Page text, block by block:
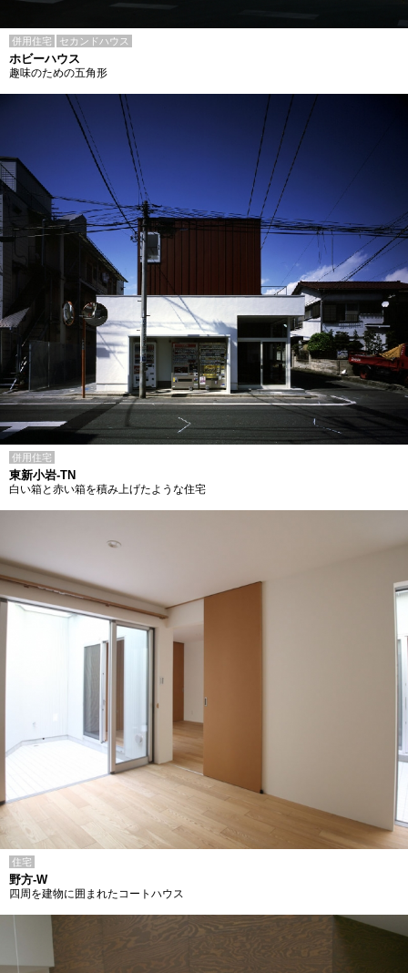
併用住宅 セカンドハウス
ホビーハウス
趣味のための五角形
併用住宅
東新小岩-TN
白い箱と赤い箱を積み上げたような住宅
住宅
野方-W
四周を建物に囲まれたコートハウス